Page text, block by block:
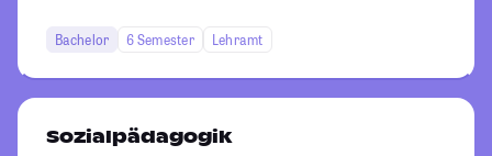
Bachelor 6 Semester Lehramt
Sozialpädagogik